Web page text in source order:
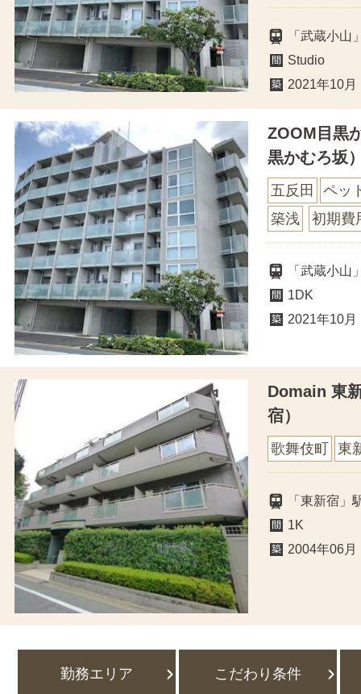
「武蔵小
Studio
2021年10月
ZOOM目黒
黒かむろ坂
五反田
ペッ
築浅
初期費
「武蔵小
1DK
2021年10月
Domain 東
宿）
歌舞伎町 東
「東新宿
1K
2004年06月
勤務エリア こだわり条件